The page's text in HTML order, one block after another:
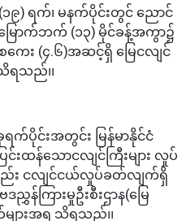
၉) ရက်၊ မနက်ပိုင်းတွင် ညောင်
ောက်ဘက် (၁၃) မိုင်ခန့်အကွာ၌
ေး (၄.၆)အဆင့်ရှိ မြေငလျင်
ရသည်၊၊
ပိုင်းအတွင်း မြန်မာနိုင်ငံ
ထန်သောငလျင်ကြီးများ လှုပ်
ငလျင်ငယ်လှုပ်ခတ်လျက်ရှိ
န်ကြားမှုဦးစီးဌာန(မြေ
ျားအရ သိရသည်၊၊